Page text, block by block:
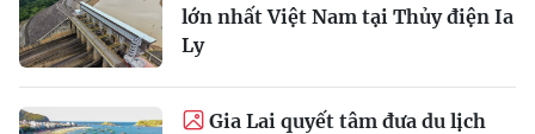
lớn nhất Việt Nam tại Thủy điện Ia
Ly
Gia Lai quyết tâm đưa du lịch